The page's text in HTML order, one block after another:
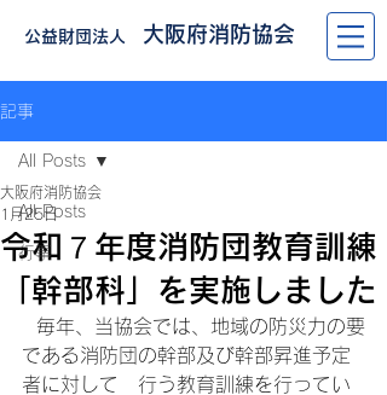
公益財団法人 大阪府消防協会
記事
All Posts
行事
All Posts
令和７年度消防団教育訓練
「幹部科」を実施しました
大阪府消防協会
1月25日
である消防団の幹部及び幹部昇進予定
者に対して　行う教育訓練を行ってい